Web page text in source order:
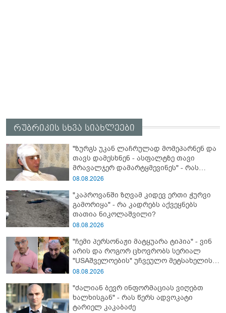
რუბრიკის სხვა სიახლეები
"ზურგს უკან ლაჩრულად მომეპარნენ და
თავს დამესხნენ - ასფალტზე თავი
მრავალჯერ დამარტყმევინეს" - რას
ჰყვება კურიერი, რომელსაც
გაუსწორდნენ?
08.08.2026
"კაპროვანში ზღვამ კიდევ ერთი ჭურვი
გამორიყა" - რა კადრებს აქვეყნებს
თათია ნიკოლაშვილი?
08.08.2026
"ჩემი პერსონაჟი მატყუარა ტიპია" - ვინ
არის და როგორ ცხოვრობს სერიალ
"USAშველოების" უჩვეულო მეტსახელის
მქონე პოპულარული გმირი რეალურ
08.08.2026
"ძალიან ბევრ ინფორმაციას ვიღებთ
ხალხისგან" - რას წერს ადვოკატი
ტარიელ კაკაბაძე